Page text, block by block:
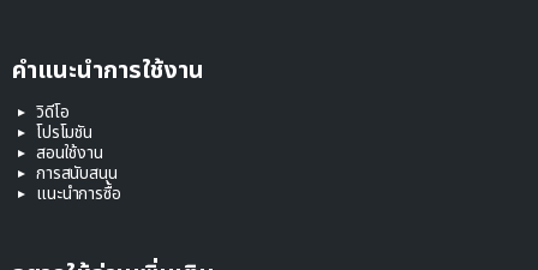
คำแนะนำการใช้งาน
วิดีโอ
โปรโมชัน
สอนใช้งาน
การสนับสนุน
แนะนำการซื้อ